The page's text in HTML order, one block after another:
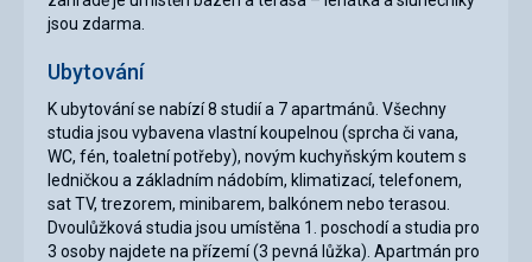
jsou zdarma.
Ubytování
K ubytování se nabízí 8 studií a 7 apartmánů. Všechny
studia jsou vybavena vlastní koupelnou (sprcha či vana,
WC, fén, toaletní potřeby), novým kuchyňským koutem s
ledničkou a základním nádobím, klimatizací, telefonem,
sat TV, trezorem, minibarem, balkónem nebo terasou.
Dvoulůžková studia jsou umístěna 1. poschodí a studia pro
3 osoby najdete na přízemí (3 pevná lůžka). Apartmán pro